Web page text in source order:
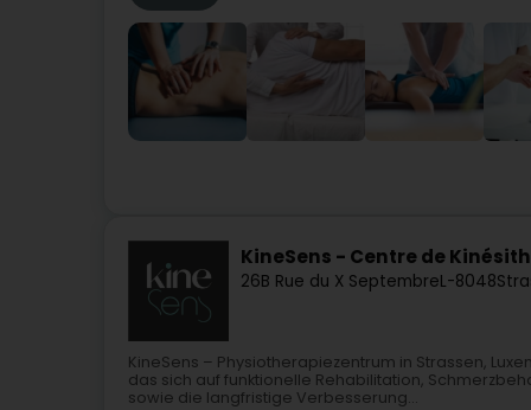
KineSens - Centre de
26B Rue du X SeptembreL-8048
KineSens – Physiotherapiezentrum in Strassen,
das sich auf funktionelle Rehabilitation,
sowie die langfristige Verbesserung...